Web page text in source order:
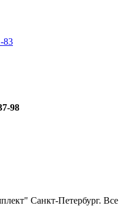
83
98
Санкт-Петербург. Все